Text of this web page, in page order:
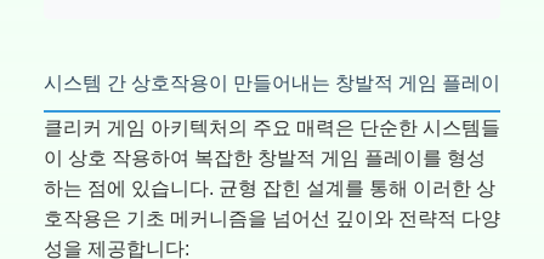
시스템 간 상호작용이 만들어내는 창발적 게임 플레이
클리커 게임 아키텍처의 주요 매력은 단순한 시스템들
이 상호 작용하여 복잡한 창발적 게임 플레이를 형성
하는 점에 있습니다. 균형 잡힌 설계를 통해 이러한 상
호작용은 기초 메커니즘을 넘어선 깊이와 전략적 다양
성을 제공합니다: